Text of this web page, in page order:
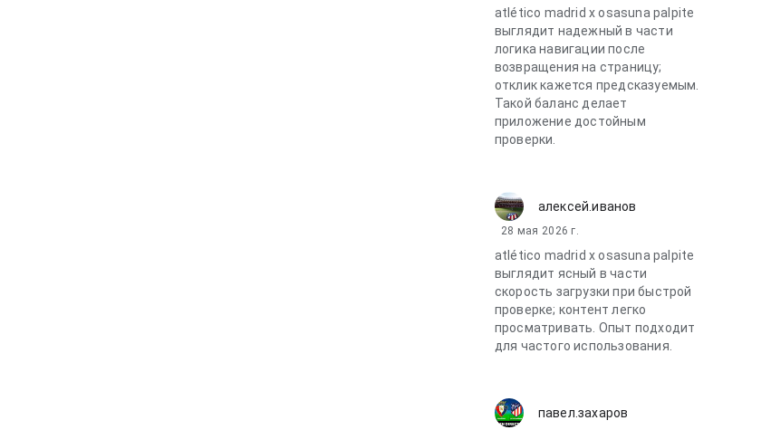
atlético madrid x osasuna palpite
выглядит надежный в части
логика навигации после
возвращения на страницу;
отклик кажется предсказуемым.
Такой баланс делает
приложение достойным
проверки.
алексей.иванов
28 мая 2026 г.
atlético madrid x osasuna palpite
выглядит ясный в части
скорость загрузки при быстрой
проверке; контент легко
просматривать. Опыт подходит
для частого использования.
павел.захаров